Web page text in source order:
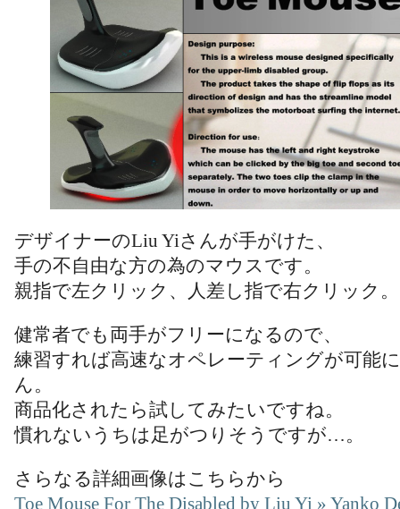
デザイナーのLiu Yiさんが手がけた、
手の不自由な方の為のマウスです。
親指で左クリック、人差し指で右クリック。
健常者でも両手がフリーになるので、
練習すれば高速なオペレーティングが可能
ん。
商品化されたら試してみたいですね。
慣れないうちは足がつりそうですが…。
さらなる詳細画像はこちらから
Toe Mouse For The Disabled by Liu Yi » Yanko